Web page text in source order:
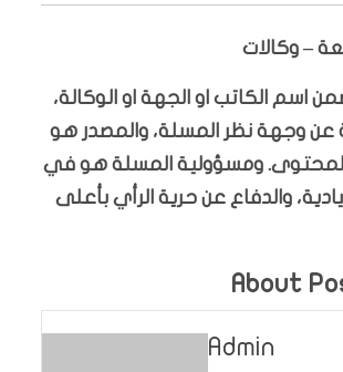
– وكالات
اسم الكاتب او الجهة او الوكالة،
عن وجهة نظر المسلة، والمصدر هو
ومسؤولية المسلة هو في
والدفاع عن حرية الرأي بأعلى
About
Admin